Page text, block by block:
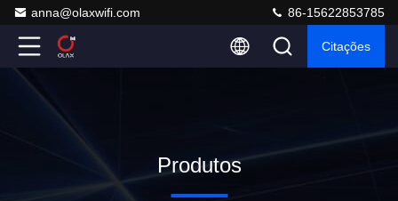
anna@olaxwifi.com 86-15622853785
Citações
Produtos